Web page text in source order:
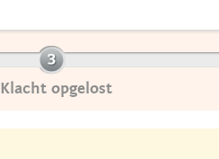
Klacht opgelost